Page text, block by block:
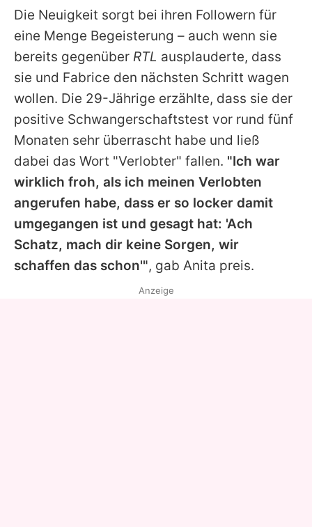
Die Neuigkeit sorgt bei ihren Followern für
eine Menge Begeisterung – auch wenn sie
bereits gegenüber RTL ausplauderte, dass
sie und Fabrice den nächsten Schritt wagen
wollen. Die 29-Jährige erzählte, dass sie der
positive Schwangerschaftstest vor rund fünf
Monaten sehr überrascht habe und ließ
dabei das Wort "Verlobter" fallen. "Ich war
wirklich froh, als ich meinen Verlobten
angerufen habe, dass er so locker damit
umgegangen ist und gesagt hat: 'Ach
Schatz, mach dir keine Sorgen, wir
schaffen das schon'", gab Anita preis.
Anzeige